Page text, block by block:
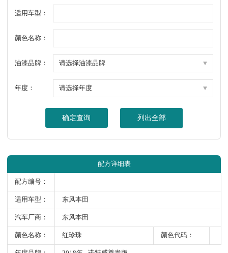
适用车型：
颜色名称：
油漆品牌：
年度：
确定查询 列出全部
配方详细表
配方编号：
适用车型： 东风本田
汽车厂商： 东风本田
颜色名称： 红珍珠 颜色代码：